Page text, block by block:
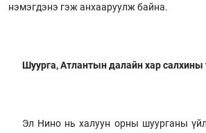
нэмэгдэнэ гэж анхааруулж байна.
Шуурга, Атлантын далайн хар салхины
Эл Нино нь халуун орны шуурганы